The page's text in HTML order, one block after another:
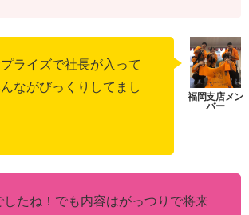
ライズで社長が入って
ながびっくりしてまし
したね！でも内容はがっつりで将来